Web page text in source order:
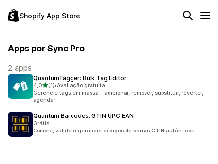
Shopify App Store
Apps por Sync Pro
2 apps
QuantumTagger: Bulk Tag Editor
4,0de 5 estrelas
(1)
1 avaliações ao todo
•Avaliação gratuita
Gerencie tags em massa - adicionar, remover, substituir, reverter,
agendar
Quantum Barcodes: GTIN UPC EAN
Grátis
Compre, valide e gerencie códigos de barras GTIN autênticos